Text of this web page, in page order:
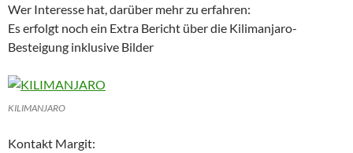
Wer Interesse hat, darüber mehr zu erfahren:
Es erfolgt noch ein Extra Bericht über die Kilimanjaro-
Besteigung inklusive Bilder
KILIMANJARO
Kontakt Margit: